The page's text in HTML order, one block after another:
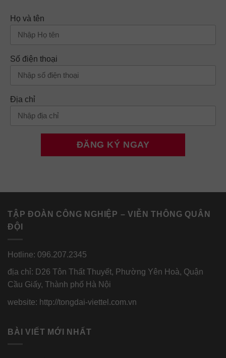
Họ và tên
Số điện thoại
Địa chỉ
TẬP ĐOÀN CÔNG NGHIỆP – VIỄN THÔNG QUÂN
ĐỘI
Hotline: 096.207.2345
địa chỉ: D26 Tôn Thất Thuyết, Phường Yên Hoà, Quận
Cầu Giấy, Thành phố Hà Nội
website: http://tongdai-viettel.com.vn
BÀI VIẾT MỚI NHẤT